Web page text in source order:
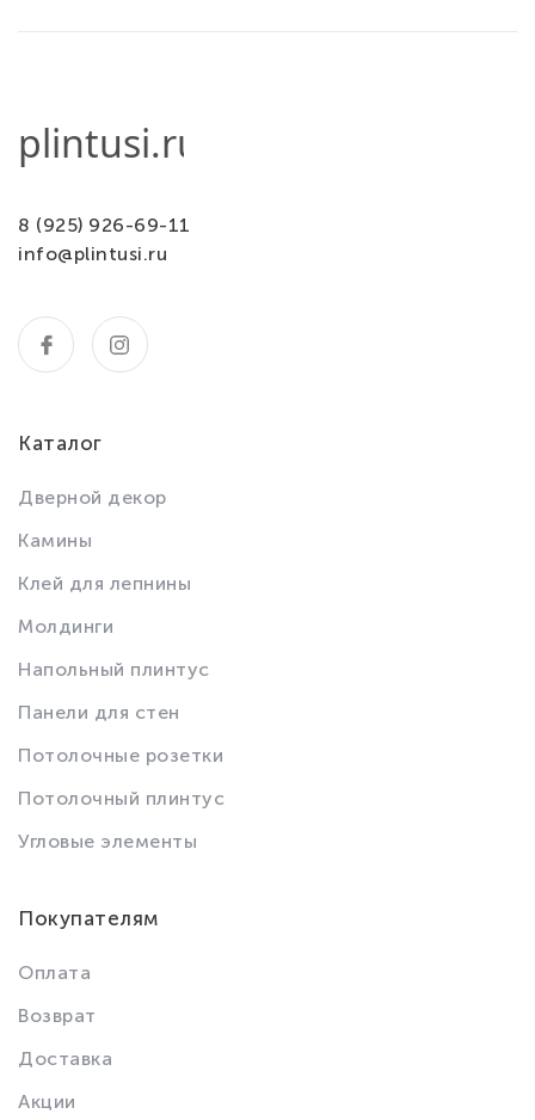
8 (925) 926-69-11
info@plintusi.ru
Каталог
Дверной декор
Камины
Клей для лепнины
Молдинги
Напольный плинтус
Панели для стен
Потолочные розетки
Потолочный плинтус
Угловые элементы
Покупателям
Оплата
Возврат
Доставка
Акции